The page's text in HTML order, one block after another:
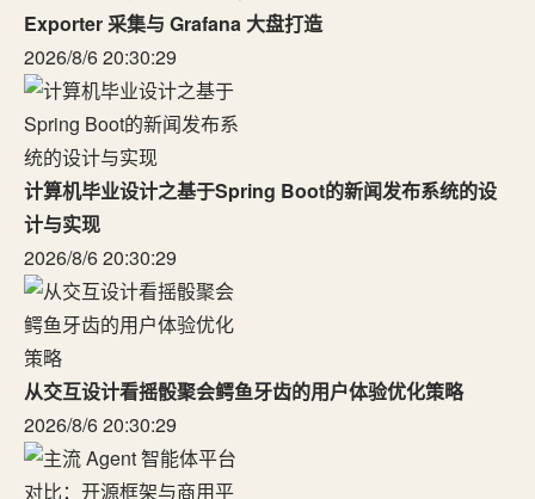
Exporter 采集与 Grafana 大盘打造
2026/8/6 20:30:29
计算机毕业设计之基于Spring Boot的新闻发布系统的设
计与实现
2026/8/6 20:30:29
从交互设计看摇骰聚会鳄鱼牙齿的用户体验优化策略
2026/8/6 20:30:29